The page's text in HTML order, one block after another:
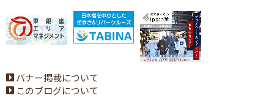
バナー掲載について
このブログについて